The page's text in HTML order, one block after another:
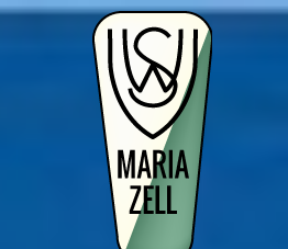
Direkt zum Inhalt